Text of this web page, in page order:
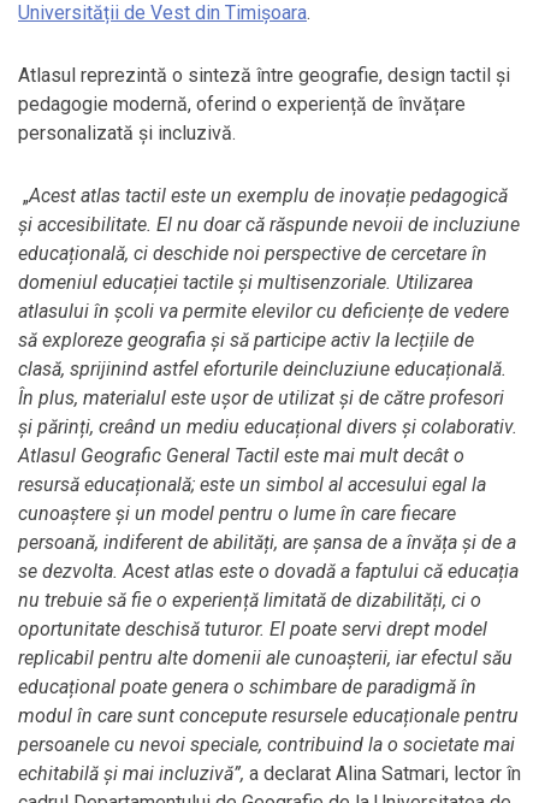
Universității de Vest din Timișoara.
Atlasul reprezintă o sinteză între geografie, design tactil și
pedagogie modernă, oferind o experiență de învățare
personalizată și incluzivă.
„Acest atlas tactil este un exemplu de inovație pedagogică
și accesibilitate. El nu doar că răspunde nevoii de incluziune
educațională, ci deschide noi perspective de cercetare în
domeniul educației tactile și multisenzoriale. Utilizarea
atlasului în școli va permite elevilor cu deficiențe de vedere
să exploreze geografia și să participe activ la lecțiile de
clasă, sprijinind astfel eforturile deincluziune educațională.
În plus, materialul este ușor de utilizat și de către profesori
și părinți, creând un mediu educațional divers și colaborativ.
Atlasul Geografic General Tactil este mai mult decât o
resursă educațională; este un simbol al accesului egal la
cunoaștere și un model pentru o lume în care fiecare
persoană, indiferent de abilități, are șansa de a învăța și de a
se dezvolta. Acest atlas este o dovadă a faptului că educația
nu trebuie să fie o experiență limitată de dizabilități, ci o
oportunitate deschisă tuturor. El poate servi drept model
replicabil pentru alte domenii ale cunoașterii, iar efectul său
educațional poate genera o schimbare de paradigmă în
modul în care sunt concepute resursele educaționale pentru
persoanele cu nevoi speciale, contribuind la o societate mai
echitabilă și mai incluzivă”, a declarat Alina Satmari, lector în